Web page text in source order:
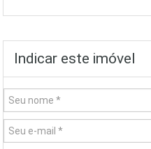
Indicar este imóvel